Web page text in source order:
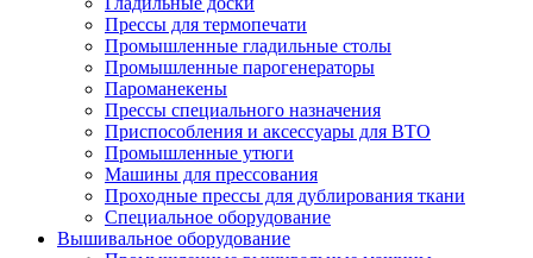
Прессы для термопечати
Промышленные гладильные столы
Промышленные парогенераторы
Пароманекены
Прессы специального назначения
Приспособления и аксессуары для ВТО
Промышленные утюги
Машины для прессования
Проходные прессы для дублирования ткани
Специальное оборудование
Вышивальное оборудование